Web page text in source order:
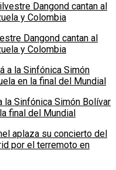
Dangond cantan al
y Colombia
la Sinfónica Simón Bolívar
final del Mundial